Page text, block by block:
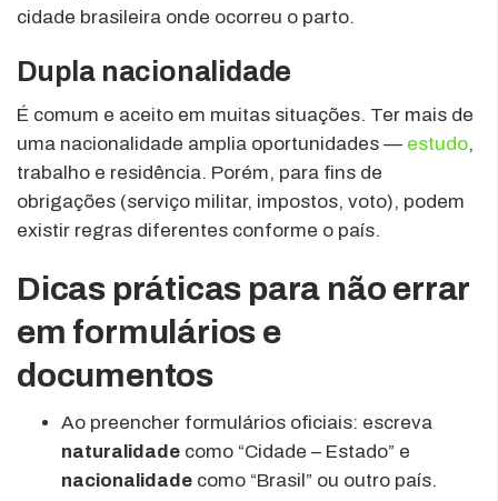
cidade brasileira onde ocorreu o parto.
Dupla nacionalidade
É comum e aceito em muitas situações. Ter mais de
uma nacionalidade amplia oportunidades — estudo,
trabalho e residência. Porém, para fins de
obrigações (serviço militar, impostos, voto), podem
existir regras diferentes conforme o país.
Dicas práticas para não errar
em formulários e
documentos
Ao preencher formulários oficiais: escreva
naturalidade como “Cidade – Estado” e
nacionalidade como “Brasil” ou outro país.